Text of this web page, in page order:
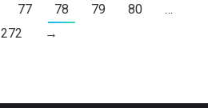
77 78 79 80
…
272
→